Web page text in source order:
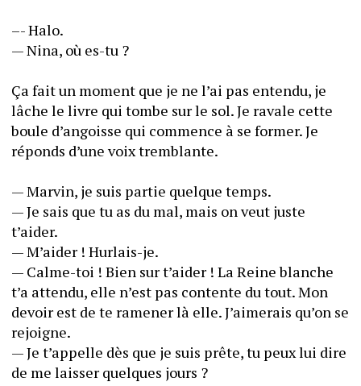
–- Halo.
— Nina, où es-tu ?
Ça fait un moment que je ne l’ai pas entendu, je
lâche le livre qui tombe sur le sol. Je ravale cette
boule d’angoisse qui commence à se former. Je
réponds d’une voix tremblante.
— Marvin, je suis partie quelque temps.
— Je sais que tu as du mal, mais on veut juste
t’aider.
— M’aider ! Hurlais-je.
— Calme-toi ! Bien sur t’aider ! La Reine blanche
t’a attendu, elle n’est pas contente du tout. Mon
devoir est de te ramener là elle. J’aimerais qu’on se
rejoigne.
— Je t’appelle dès que je suis prête, tu peux lui dire
de me laisser quelques jours ?